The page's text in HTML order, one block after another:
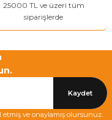
25000 TL ve üzeri tüm
siparişlerde
Kaydet
etmiş ve onaylamış olursunuz.